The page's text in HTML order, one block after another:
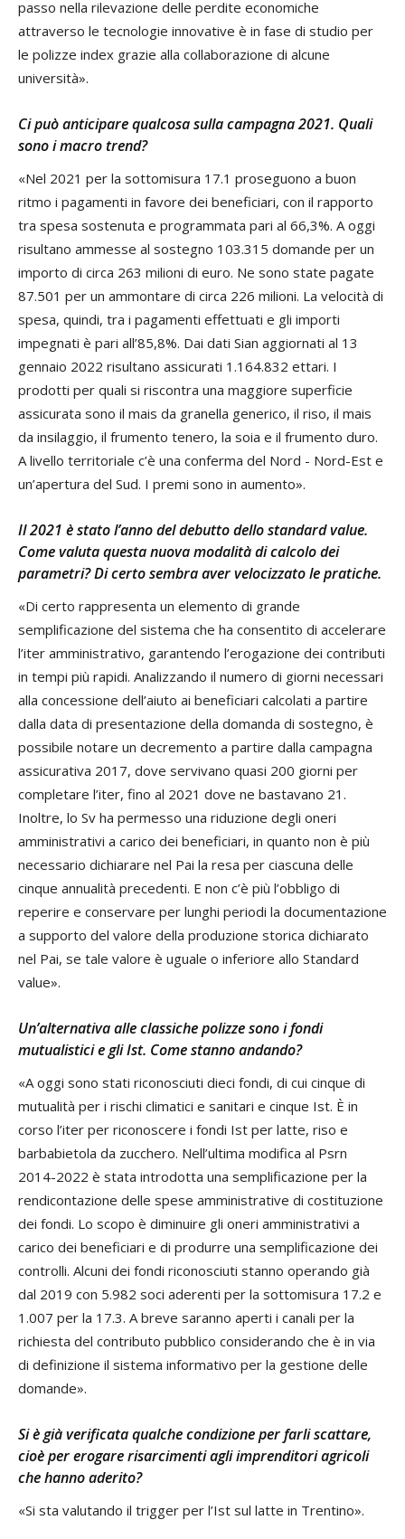
passo nella rilevazione delle perdite economiche
attraverso le tecnologie innovative è in fase di studio per
le polizze index grazie alla collaborazione di alcune
università».
Ci può anticipare qualcosa sulla campagna 2021. Quali
sono i macro trend?
«Nel 2021 per la sottomisura 17.1 proseguono a buon
ritmo i pagamenti in favore dei beneficiari, con il rapporto
tra spesa sostenuta e programmata pari al 66,3%. A oggi
risultano ammesse al sostegno 103.315 domande per un
importo di circa 263 milioni di euro. Ne sono state pagate
87.501 per un ammontare di circa 226 milioni. La velocità di
spesa, quindi, tra i pagamenti effettuati e gli importi
impegnati è pari all’85,8%. Dai dati Sian aggiornati al 13
gennaio 2022 risultano assicurati 1.164.832 ettari. I
prodotti per quali si riscontra una maggiore superficie
assicurata sono il mais da granella generico, il riso, il mais
da insilaggio, il frumento tenero, la soia e il frumento duro.
A livello territoriale c’è una conferma del Nord - Nord-Est e
un’apertura del Sud. I premi sono in aumento».
Il 2021 è stato l’anno del debutto dello standard value.
Come valuta questa nuova modalità di calcolo dei
parametri? Di certo sembra aver velocizzato le pratiche.
«Di certo rappresenta un elemento di grande
semplificazione del sistema che ha consentito di accelerare
l’iter amministrativo, garantendo l’erogazione dei contributi
in tempi più rapidi. Analizzando il numero di giorni necessari
alla concessione dell’aiuto ai beneficiari calcolati a partire
dalla data di presentazione della domanda di sostegno, è
possibile notare un decremento a partire dalla campagna
assicurativa 2017, dove servivano quasi 200 giorni per
completare l’iter, fino al 2021 dove ne bastavano 21.
Inoltre, lo Sv ha permesso una riduzione degli oneri
amministrativi a carico dei beneficiari, in quanto non è più
necessario dichiarare nel Pai la resa per ciascuna delle
cinque annualità precedenti. E non c’è più l’obbligo di
reperire e conservare per lunghi periodi la documentazione
a supporto del valore della produzione storica dichiarato
nel Pai, se tale valore è uguale o inferiore allo Standard
value».
Un’alternativa alle classiche polizze sono i fondi
mutualistici e gli Ist. Come stanno andando?
«A oggi sono stati riconosciuti dieci fondi, di cui cinque di
mutualità per i rischi climatici e sanitari e cinque Ist. È in
corso l’iter per riconoscere i fondi Ist per latte, riso e
barbabietola da zucchero. Nell’ultima modifica al Psrn
2014-2022 è stata introdotta una semplificazione per la
rendicontazione delle spese amministrative di costituzione
dei fondi. Lo scopo è diminuire gli oneri amministrativi a
carico dei beneficiari e di produrre una semplificazione dei
controlli. Alcuni dei fondi riconosciuti stanno operando già
dal 2019 con 5.982 soci aderenti per la sottomisura 17.2 e
1.007 per la 17.3. A breve saranno aperti i canali per la
richiesta del contributo pubblico considerando che è in via
di definizione il sistema informativo per la gestione delle
domande».
Si è già verificata qualche condizione per farli scattare,
cioè per erogare risarcimenti agli imprenditori agricoli
che hanno aderito?
«Si sta valutando il trigger per l’Ist sul latte in Trentino».